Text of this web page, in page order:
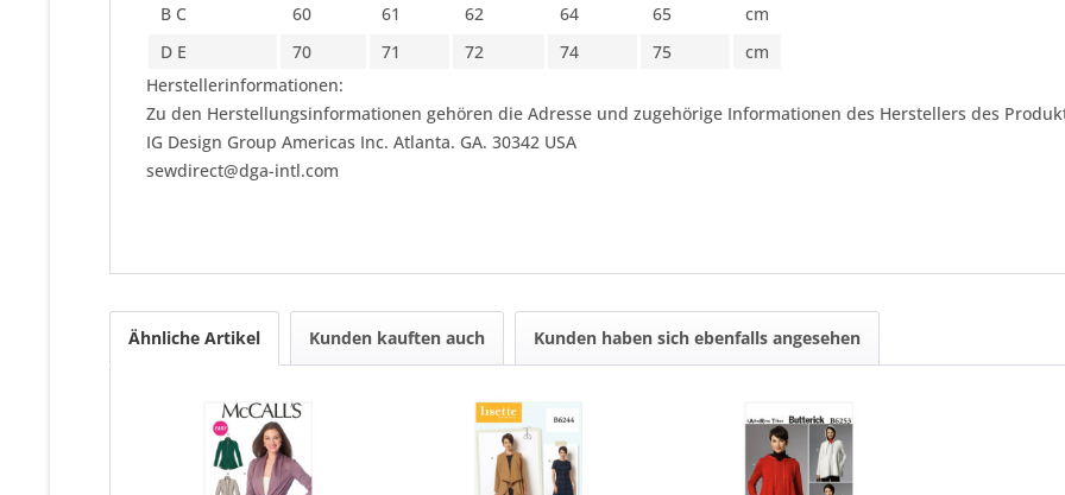
B C 60 61 62 64 65
cm
D E
70 71 72 74 75
cm
Herstellerinformationen:
Zu den Herstellungsinformationen gehören die Adresse und zugehörige Informationen des Herstellers des
IG Design Group Americas Inc. Atlanta. GA. 30342 USA
sewdirect@dga-intl.com
Ähnliche Artikel Kunden kauften auch Kunden haben sich ebenfalls angesehen